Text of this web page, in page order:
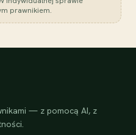
prawnikiem.
— z pomocą AI, z